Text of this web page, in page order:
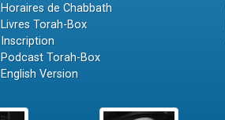
Horaires de Chabbath
Livres Torah-Box
Inscription
Podcast Torah-Box
English Version